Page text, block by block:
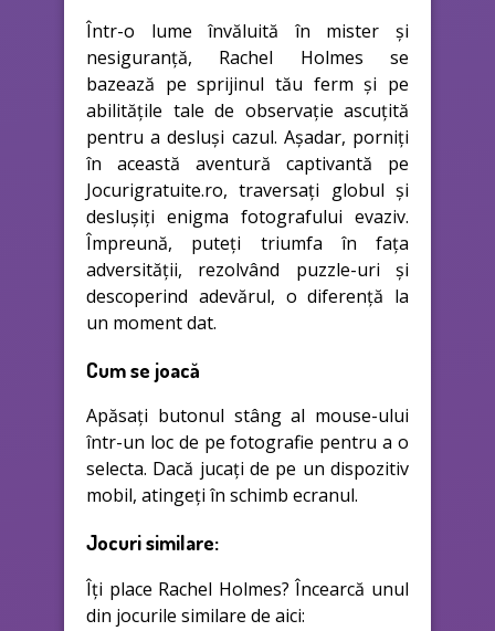
Într-o lume învăluită în mister și
nesiguranță, Rachel Holmes se
bazează pe sprijinul tău ferm și pe
abilitățile tale de observație ascuțită
pentru a desluși cazul. Așadar, porniți
în această aventură captivantă pe
Jocurigratuite.ro, traversați globul și
deslușiți enigma fotografului evaziv.
Împreună, puteți triumfa în fața
adversității, rezolvând puzzle-uri și
descoperind adevărul, o diferență la
un moment dat.
Cum se joacă
Apăsați butonul stâng al mouse-ului
într-un loc de pe fotografie pentru a o
selecta. Dacă jucați de pe un dispozitiv
mobil, atingeți în schimb ecranul.
Jocuri similare:
Îți place Rachel Holmes? Încearcă unul
din jocurile similare de aici: